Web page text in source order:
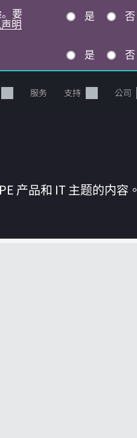
要
明
是 否
是 否
服务 支持 公司
产品和 IT 主题的内容。